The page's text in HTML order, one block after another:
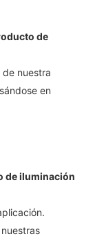
de
de nuestra
en
de iluminación